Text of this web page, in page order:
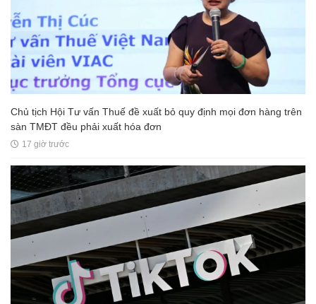
Chủ tịch Hội Tư vấn Thuế đề xuất bỏ quy định mọi đơn hàng trên
sàn TMĐT đều phải xuất hóa đơn
17 giờ trước